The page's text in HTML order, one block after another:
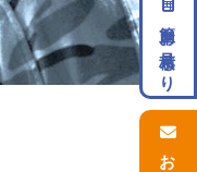
簡単お見積もり